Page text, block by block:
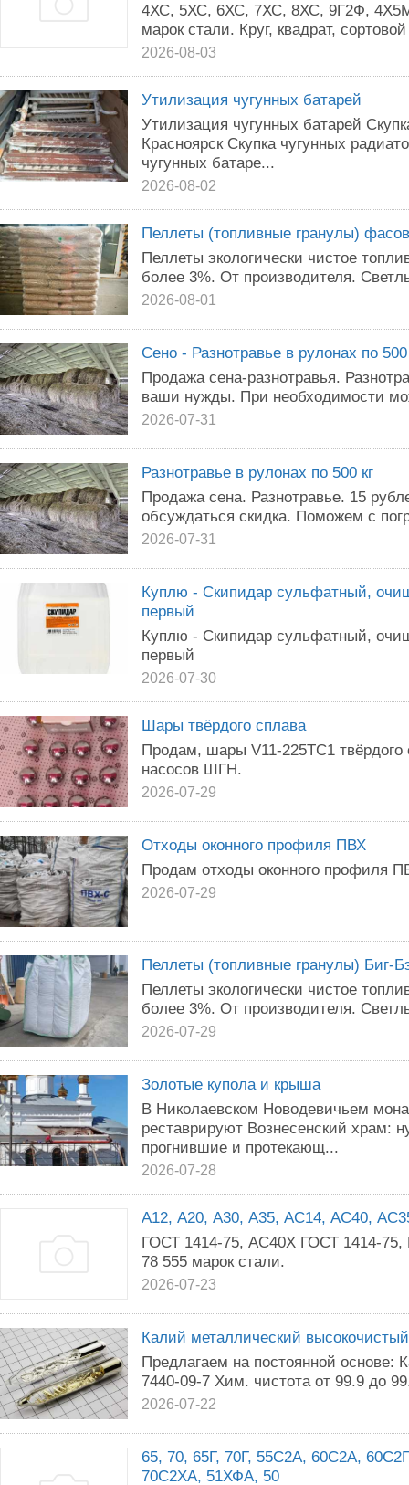
4ХС, 5ХС, 6ХС, 7ХС, 8ХС, 9Г2Ф,
марок стали. Круг, квадрат,
2026-08-03
Утилизация чугунных батарей
Утилизация чугунных батарей
Красноярск Скупка чугунных
чугунных батаре...
2026-08-02
Пеллеты (топливные гранулы)
Пеллеты экологически чистое
более 3%. От производителя.
2026-08-01
Сено - Разнотравье в рулонах по 500
Продажа сена-разнотравья.
ваши нужды. При необходимости
2026-07-31
Разнотравье в рулонах по 500 кг
Продажа сена. Разнотравье. 15
обсуждаться скидка. Поможем с
2026-07-31
Куплю - Скипидар сульфатный,
первый
Куплю - Скипидар сульфатный,
первый
2026-07-30
Шары твёрдого сплава
Продам, шары V11-225ТС1 твёрдого
насосов ШГН.
2026-07-29
Отходы оконного профиля ПВХ
Продам отходы оконного профиля
2026-07-29
Пеллеты (топливные гранулы) Биг-
Пеллеты экологически чистое
более 3%. От производителя.
2026-07-29
Золотые купола и крыша
В Николаевском Новодевичьем
реставрируют Вознесенский храм:
прогнившие и протекающ...
2026-07-28
А12, А20, А30, А35, АС14, АС40,
ГОСТ 1414-75, АС40Х ГОСТ 1414-
78 555 марок стали.
2026-07-23
Калий металлический высокочистый
Предлагаем на постоянной основе:
7440-09-7 Хим. чистота от 99.9 до
2026-07-22
65, 70, 65Г, 70Г, 55С2А, 60С2А,
70С2ХА, 51ХФА, 50